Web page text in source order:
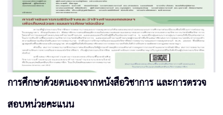
การศึกษาด้วยตนเองจากหนังสือวิชาการ และการตรวจ
สอบหน่วยคะแนน